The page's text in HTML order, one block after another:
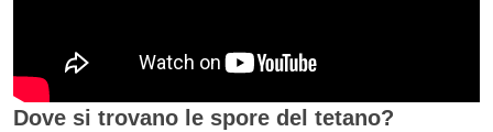
Dove si trovano le spore del tetano?